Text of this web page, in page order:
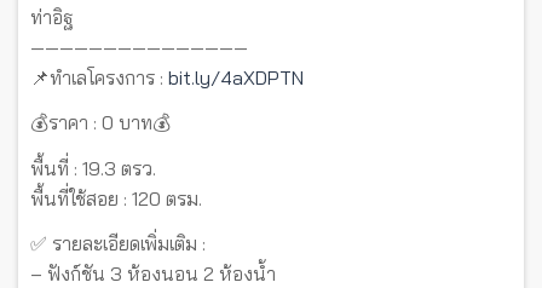
ท่าอิฐ
———————————————
📌ทำเลโครงการ : bit.ly/4aXDPTN
💰ราคา : 0 บาท💰
พื้นที่ : 19.3 ตรว.
พื้นที่ใช้สอย : 120 ตรม.
✅ รายละเอียดเพิ่มเติม :
– ฟังก์ชัน 3 ห้องนอน 2 ห้องน้ำ